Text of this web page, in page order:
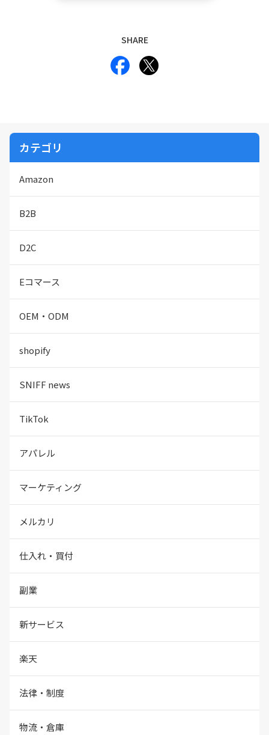
SHARE
カテゴリ
Amazon
B2B
D2C
Eコマース
OEM・ODM
shopify
SNIFF news
TikTok
アパレル
マーケティング
メルカリ
仕入れ・買付
副業
新サービス
楽天
法律・制度
物流・倉庫